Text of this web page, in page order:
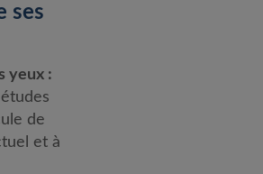
ses
yeux :
de
et à